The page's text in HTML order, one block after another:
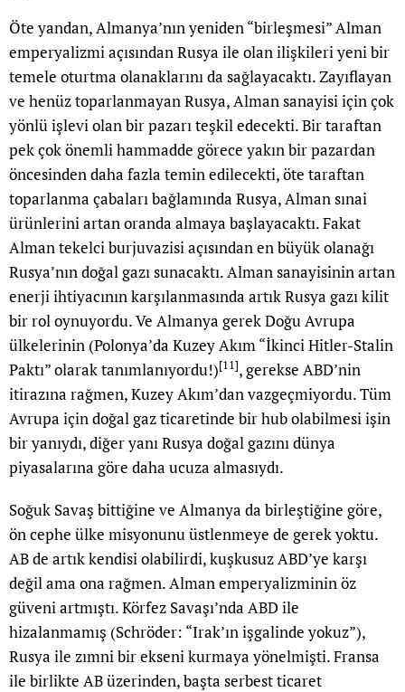
Öte yandan, Almanya’nın yeniden “birleşmesi” Alman
emperyalizmi açısından Rusya ile olan ilişkileri yeni bir
temele oturtma olanaklarını da sağlayacaktı. Zayıflayan
ve henüz toparlanmayan Rusya, Alman sanayisi için çok
yönlü işlevi olan bir pazarı teşkil edecekti. Bir taraftan
pek çok önemli hammadde görece yakın bir pazardan
öncesinden daha fazla temin edilecekti, öte taraftan
toparlanma çabaları bağlamında Rusya, Alman sınai
ürünlerini artan oranda almaya başlayacaktı. Fakat
Alman tekelci burjuvazisi açısından en büyük olanağı
Rusya’nın doğal gazı sunacaktı. Alman sanayisinin artan
enerji ihtiyacının karşılanmasında artık Rusya gazı kilit
bir rol oynuyordu. Ve Almanya gerek Doğu Avrupa
ülkelerinin (Polonya’da Kuzey Akım “İkinci Hitler-Stalin
Paktı” olarak tanımlanıyordu!)[11], gerekse ABD’nin
itirazına rağmen, Kuzey Akım’dan vazgeçmiyordu. Tüm
Avrupa için doğal gaz ticaretinde bir hub olabilmesi işin
bir yanıydı, diğer yanı Rusya doğal gazını dünya
piyasalarına göre daha ucuza almasıydı.
Soğuk Savaş bittiğine ve Almanya da birleştiğine göre,
ön cephe ülke misyonunu üstlenmeye de gerek yoktu.
AB de artık kendisi olabilirdi, kuşkusuz ABD’ye karşı
değil ama ona rağmen. Alman emperyalizminin öz
güveni artmıştı. Körfez Savaşı’nda ABD ile
hizalanmamış (Schröder: “Irak’ın işgalinde yokuz”),
Rusya ile zımni bir ekseni kurmaya yönelmişti. Fransa
ile birlikte AB üzerinden, başta serbest ticaret